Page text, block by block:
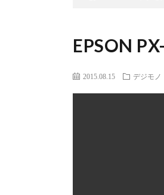
EPSON
2015.08.15 デジモノ